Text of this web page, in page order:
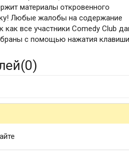
материалы откровенного
Любые жалобы на содержание
все участники Comedy Club
с помощью нажатия клавиши
0)